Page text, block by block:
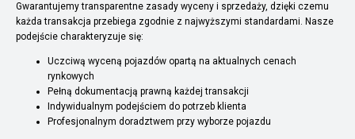
Gwarantujemy transparentne zasady wyceny i sprzedaży, dzięki czemu
każda transakcja przebiega zgodnie z najwyższymi standardami. Nasze
podejście charakteryzuje się:
Uczciwą wyceną pojazdów opartą na aktualnych cenach
rynkowych
Pełną dokumentacją prawną każdej transakcji
Indywidualnym podejściem do potrzeb klienta
Profesjonalnym doradztwem przy wyborze pojazdu